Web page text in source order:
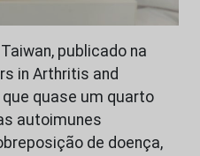
publicado na
in Arthritis and
quase um quarto
autoimunes
de doença,